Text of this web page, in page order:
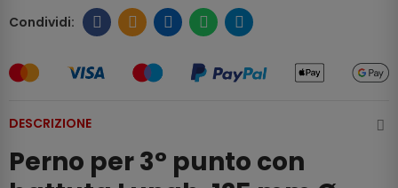
DESCRIZIONE
Perno per 3° punto con